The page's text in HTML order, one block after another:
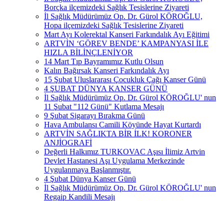
Borçka ilçemizdeki Sağlık Tesislerine Ziyareti
İl Sağlık Müdürümüz Op. Dr. Gürol KÖROĞLU,
Hopa ilçemizdeki Sağlık Tesislerine Ziyareti
Mart Ayı Kolerektal Kanseri Farkındalık Ayı Eğitimi
ARTVİN ‘GÖREV BENDE’ KAMPANYASI İLE
HIZLA BİLİNÇLENİYOR
14 Mart Tıp Bayramımız Kutlu Olsun
Kalın Bağırsak Kanseri Farkındalık Ayı
15 Şubat Uluslararası Çocukluk Çağı Kanser Günü
4 ŞUBAT DÜNYA KANSER GÜNÜ
İl Sağlık Müdürümüz Op. Dr. Gürol KÖROĞLU' nun
11 Şubat "112 Günü" Kutlama Mesajı
9 Şubat Sigarayı Bırakma Günü
Hava Ambulansı Camili Köyünde Hayat Kurtardı
ARTVİN SAĞLIKTA BİR İLK! KORONER
ANJİOGRAFİ
Değerli Halkımız TURKOVAC Aşısı İlimiz Artvin
Devlet Hastanesi Aşı Uygulama Merkezinde
Uygulanmaya Başlanmıştır.
4 Şubat Dünya Kanser Günü
İl Sağlık Müdürümüz Op. Dr. Gürol KÖROĞLU' nun
Regaip Kandili Mesajı